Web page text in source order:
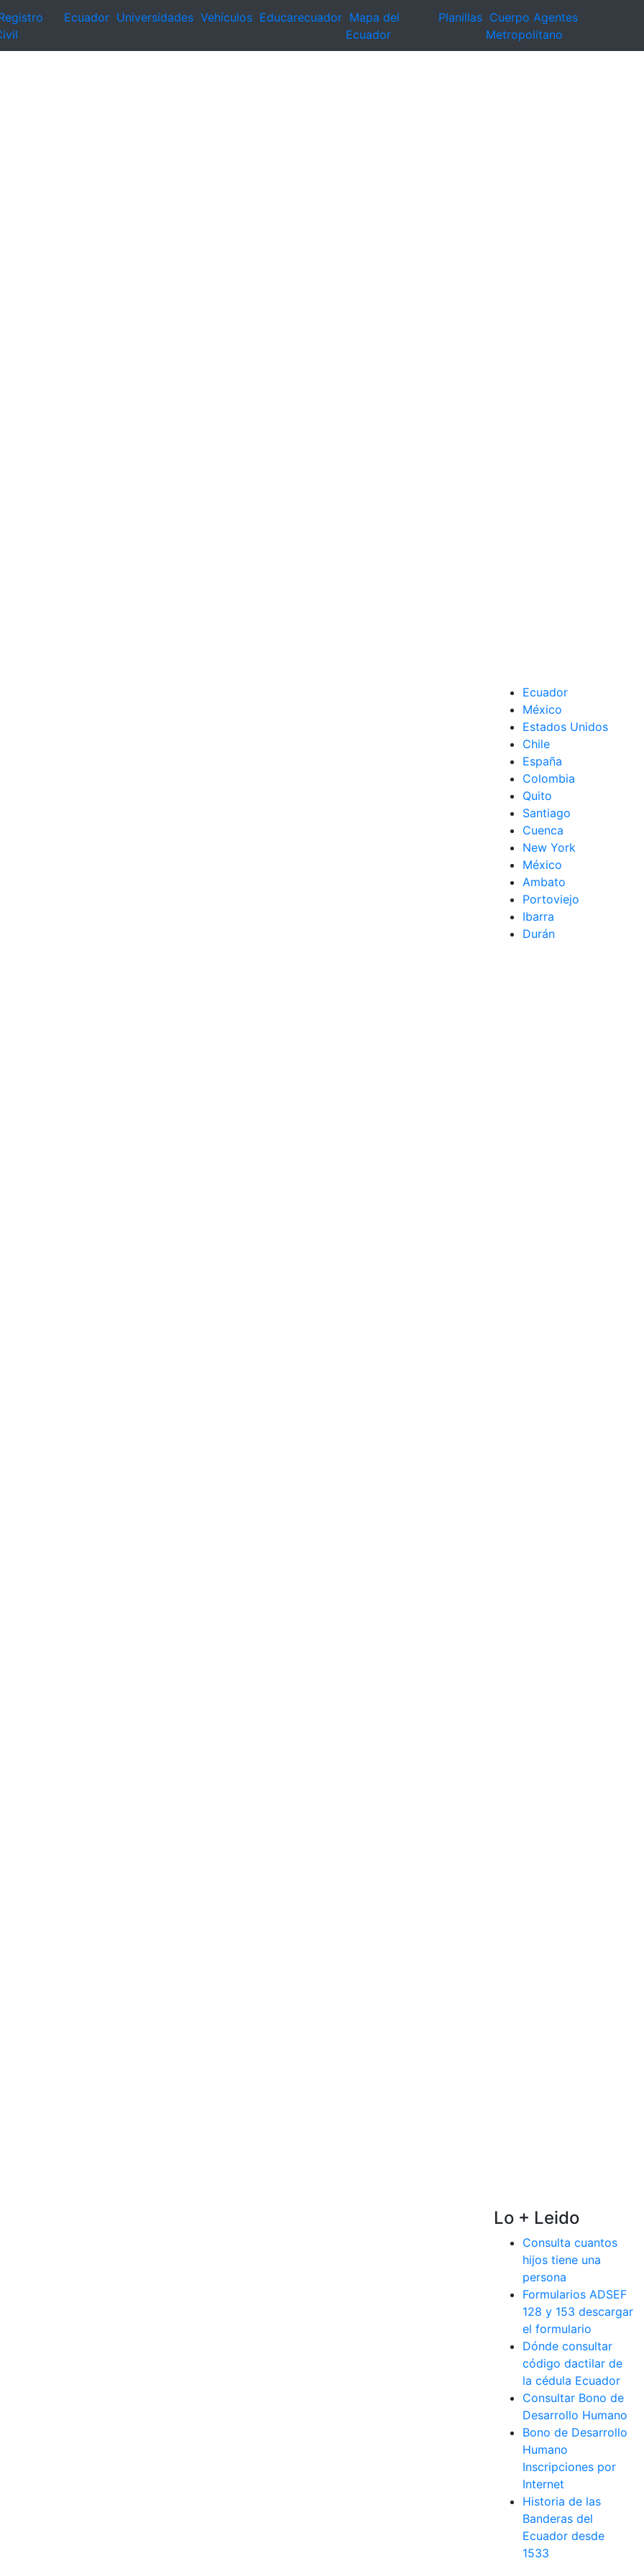
Ecuador Universidades Vehículos Educarecuador Mapa del
Ecuador
Planillas Cuerpo Agentes
Metropolitano
Ecuador
México
Estados Unidos
Chile
España
Colombia
Quito
Santiago
Cuenca
New York
México
Ambato
Portoviejo
Ibarra
Durán
Lo + Leido
Consulta cuantos
hijos tiene una
persona
Formularios ADSEF
128 y 153 descargar
el formulario
Dónde consultar
código dactilar de
la cédula Ecuador
Consultar Bono de
Desarrollo Humano
Bono de Desarrollo
Humano
Inscripciones por
Internet
Historia de las
Banderas del
Ecuador desde
1533